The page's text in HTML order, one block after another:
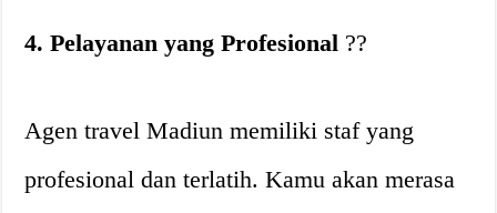
4. Pelayanan yang Profesional ?‍?
Agen travel Madiun memiliki staf yang
profesional dan terlatih. Kamu akan merasa